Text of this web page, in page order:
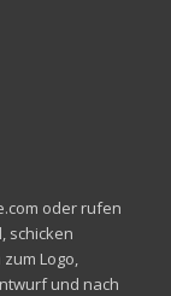
oder rufen
schicken
Logo,
und nach